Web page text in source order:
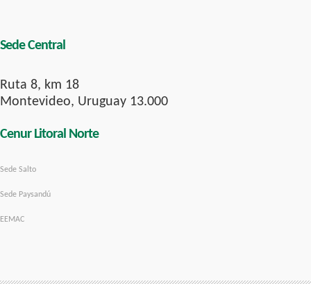
Sede Central
Ruta 8, km 18
Montevideo, Uruguay 13.000
Cenur Litoral Norte
Sede Salto
Sede Paysandú
EEMAC